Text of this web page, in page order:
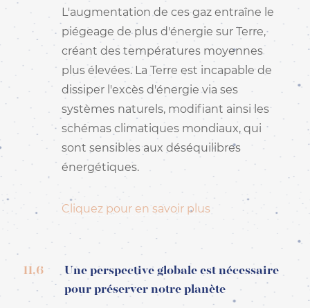
L'augmentation de ces gaz entraîne le
piégeage de plus d'énergie sur Terre,
créant des températures moyennes
plus élevées. La Terre est incapable de
dissiper l'excès d'énergie via ses
systèmes naturels, modifiant ainsi les
schémas climatiques mondiaux, qui
sont sensibles aux déséquilibres
énergétiques.
Cliquez pour en savoir plus
11.6
Une perspective globale est nécessaire
pour préserver notre planète